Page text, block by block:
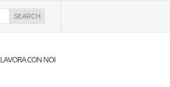
LAVORA CON NOI